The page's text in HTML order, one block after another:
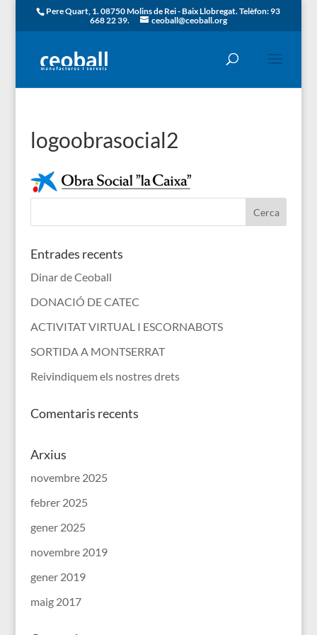
Pere Quart, 1. 08750 Molins de Rei - Baix Llobregat. Telèfon: 93
668 22 39.
ceoball@ceoball.org
logoobrasocial2
Entrades recents
Dinar de Ceoball
DONACIÓ DE CATEC
ACTIVITAT VIRTUAL I ESCORNABOTS
SORTIDA A MONTSERRAT
Reivindiquem els nostres drets
Comentaris recents
Arxius
novembre 2025
febrer 2025
gener 2025
novembre 2019
gener 2019
maig 2017